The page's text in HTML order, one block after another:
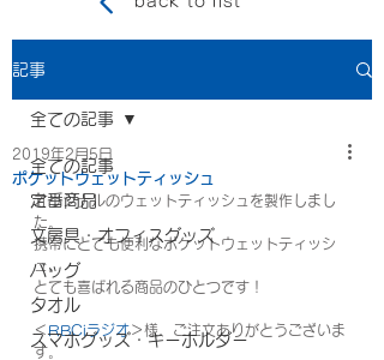
記事
全ての記事
定番商品
文房具・オフィスグッズ
バッグ
タオル
スマホグッズ・キーホルダー
全ての記事
ポケットウェットティッシュ
2019年2月5日
オリジナルのウェットティッシュを製作しまし
た。
携帯にとても便利なポケットウェットティッシ
ュ。
とても喜ばれる商品のひとつです！
＜ RBCiラジオ＞様、ご注文ありがとうございま
す。